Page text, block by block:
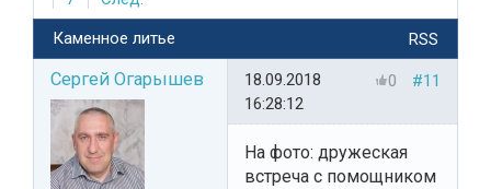
RSS
Каменное литье
Сергей Огарышев #11
0
18.09.2018
16:28:12
На фото: дружеская
встреча с помощником